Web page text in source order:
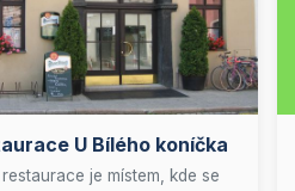
U Bílého koníčka
restaurace je místem, kde se